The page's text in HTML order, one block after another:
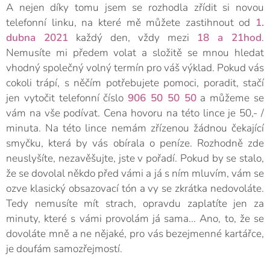
A nejen díky tomu jsem se rozhodla zřídit si novou
telefonní linku, na které mě můžete zastihnout od 1.
dubna 2021 každý den, vždy mezi 18 a 21hod.
Nemusíte mi předem volat a složitě se mnou hledat
vhodný společný volný termín pro váš výklad. Pokud vás
cokoli trápí, s něčím potřebujete pomoci, poradit, stačí
jen vytočit telefonní číslo906 50 50 50a můžeme se
vám na vše podívat. Cena hovoru na této lince je 50,- /
minuta. Na této lince nemám zřízenou žádnou čekající
smyčku, která by vás obírala o peníze. Rozhodně zde
neuslyšíte, nezavěšujte, jste v pořadí. Pokud by se stalo,
že se dovolal někdo před vámi a já s ním mluvím, vám se
ozve klasický obsazovací tón a vy se zkrátka nedovoláte.
Tedy nemusíte mít strach, opravdu zaplatíte jen za
minuty, které s vámi provolám já sama... Ano, to, že se
dovoláte mně a ne nějaké, pro vás bezejmenné kartářce,
je doufám samozřejmostí.